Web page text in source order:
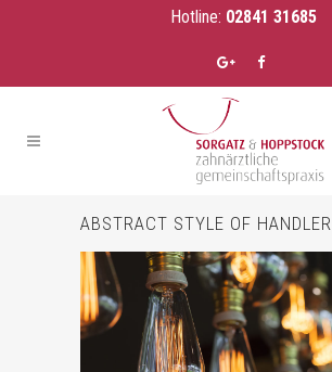
Hotline: 02841 31685
ABSTRACT STYLE OF HANDLER